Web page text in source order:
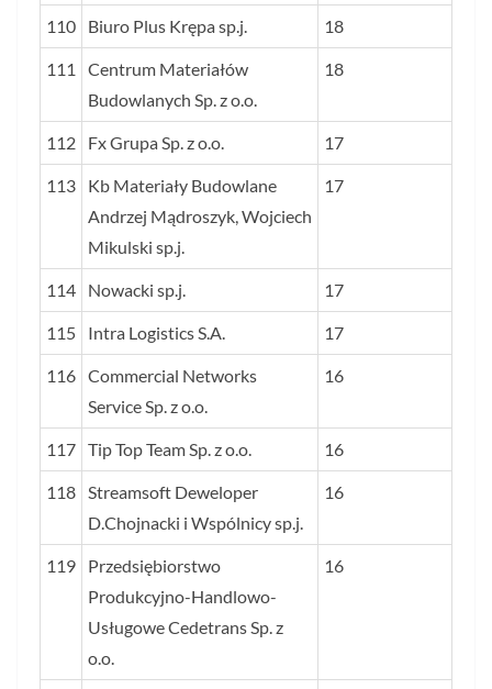
110 Biuro Plus Krępa sp.j. 18
111
Centrum Materiałów
Budowlanych Sp. z o.o.
18
112 Fx Grupa Sp. z o.o. 17
113
Kb Materiały Budowlane
Andrzej Mądroszyk, Wojciech
Mikulski sp.j.
17
114 Nowacki sp.j. 17
115 Intra Logistics S.A. 17
116 Commercial Networks
Service Sp. z o.o.
16
117 Tip Top Team Sp. z o.o. 16
118 Streamsoft Deweloper
D.Chojnacki i Wspólnicy sp.j.
16
119
Przedsiębiorstwo
Produkcyjno-Handlowo-
Usługowe Cedetrans Sp. z
o.o.
16